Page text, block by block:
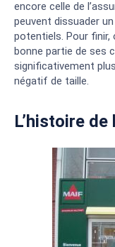
encore celle de
peuvent dissuader
potentiels. Pour finir,
bonne partie de ses
significativement
négatif de taille.
L’histoire de